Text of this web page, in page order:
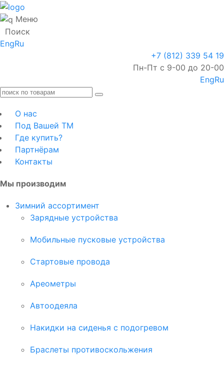
Меню
Поиск
EngRu
+7 (812) 339 54 19
Пн-Пт с 9-00 до 20-00
EngRu
О нас
Под Вашей ТМ
Где купить?
Партнёрам
Контакты
Мы производим
Зимний ассортимент
Зарядные устройства
Мобильные пусковые устройства
Стартовые провода
Ареометры
Автоодеяла
Накидки на сиденья с подогревом
Браслеты противоскольжения